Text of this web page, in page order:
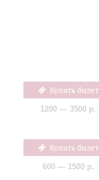
Купить билет
1200 — 3500 р.
Купить билет
600 — 1500 р.